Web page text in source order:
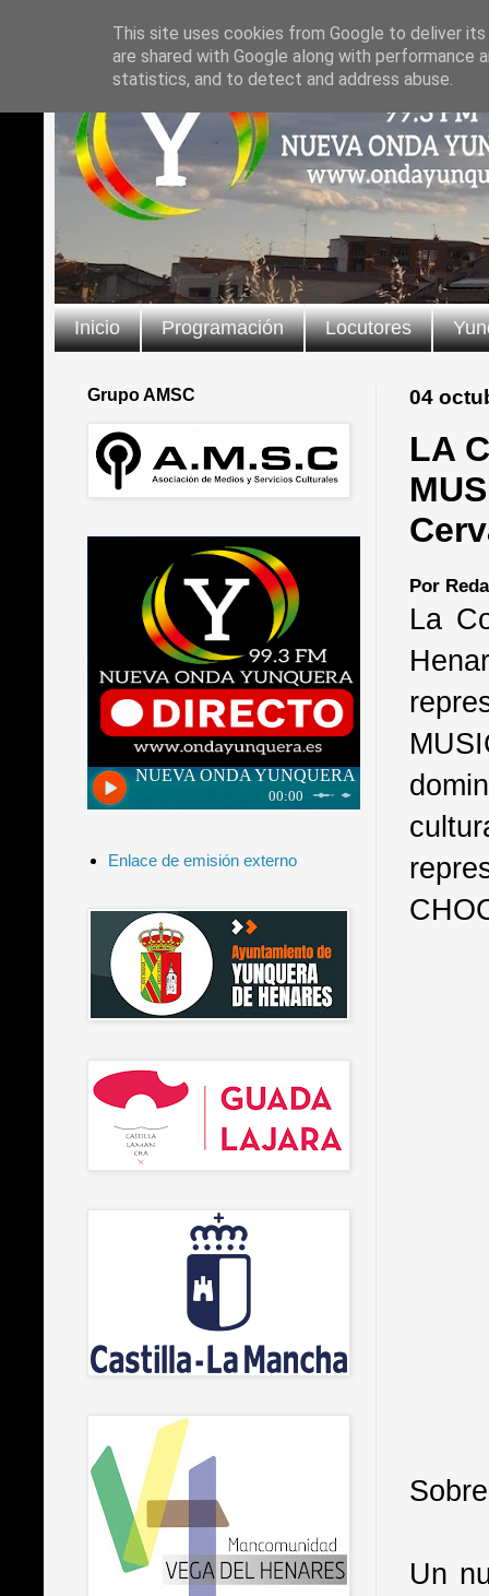
Inicio Programación Locutores
04
LA
Por
La
Un
Grupo AMSC
Enlace de emisión externo
This site uses cookies from Google to deliver
are shared with Google along with
statistics, and to detect and address abuse.